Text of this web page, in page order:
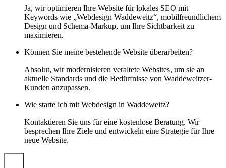
Ja, wir optimieren Ihre Website für lokales SEO mit
Keywords wie „Webdesign Waddeweitz“, mobilfreundlichem
Design und Schema-Markup, um Ihre Sichtbarkeit zu
maximieren.
Können Sie meine bestehende Website überarbeiten?
Absolut, wir modernisieren veraltete Websites, um sie an
aktuelle Standards und die Bedürfnisse von Waddeweitzer-
Kunden anzupassen.
Wie starte ich mit Webdesign in Waddeweitz?
Kontaktieren Sie uns für eine kostenlose Beratung. Wir
besprechen Ihre Ziele und entwickeln eine Strategie für Ihre
neue Website.